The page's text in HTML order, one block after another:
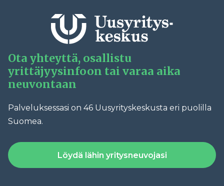
Ota yhteyttä, osallistu
yrittäjyysinfoon tai varaa aika
neuvontaan
Palveluksessasi on 46 Uusyrityskeskusta eri puolilla
Suomea.
Löydä lähin yritysneuvojasi